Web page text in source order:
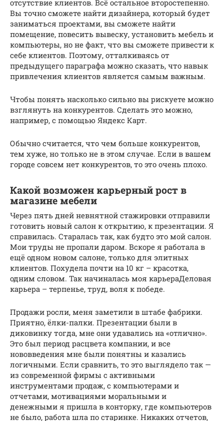
отсутствие клиентов. Всё остальное второстепенно.
Вы точно сможете найти дизайнера, который будет
заниматься проектами, вы сможете найти
помещение, повесить вывеску, установить мебель и
компьютеры, но не факт, что вы сможете привести к
себе клиентов. Поэтому, отталкиваясь от
предыдущего параграфа можно сказать, что навык
привлечения клиентов является самым важным.
Чтобы понять насколько сильно вы рискуете можно
взглянуть на конкурентов. Сделать это можно,
например, с помощью Яндекс Карт.
Обычно считается, что чем больше конкурентов,
тем хуже, но только не в этом случае. Если в вашем
городе совсем нет конкурентов, то это очень плохо.
Какой возможен карьерный рост в
магазине мебели
Через пять дней невнятной стажировки отправили
готовить новый салон к открытию, к презентации. Я
справилась. Старалась так, как будто это мой салон.
Мои труды не пропали даром. Вскоре я работала в
ещё одном новом салоне, только для элитных
клиентов. Похудела почти на 10 кг – красотка,
одним словом. Так начиналась моя карьераДеловая
карьера – терпенье, труд, воля к победе.
Продажи росли, меня заметили в штабе фабрики.
Приятно, ёлки-палки. Презентации были в
диковинку тогда, мне они удавались на «отлично».
Это был период расцвета компании, и все
нововведения мне были понятны и казались
логичными. Если сравнить, то это выглядело так —
из современной фирмы с активными
инструментами продаж, с компьютерами и
отчетами, мотивациями моральными и
денежными я пришла в конторку, где компьютеров
не было, работа шла по старинке. Никаких отчетов,